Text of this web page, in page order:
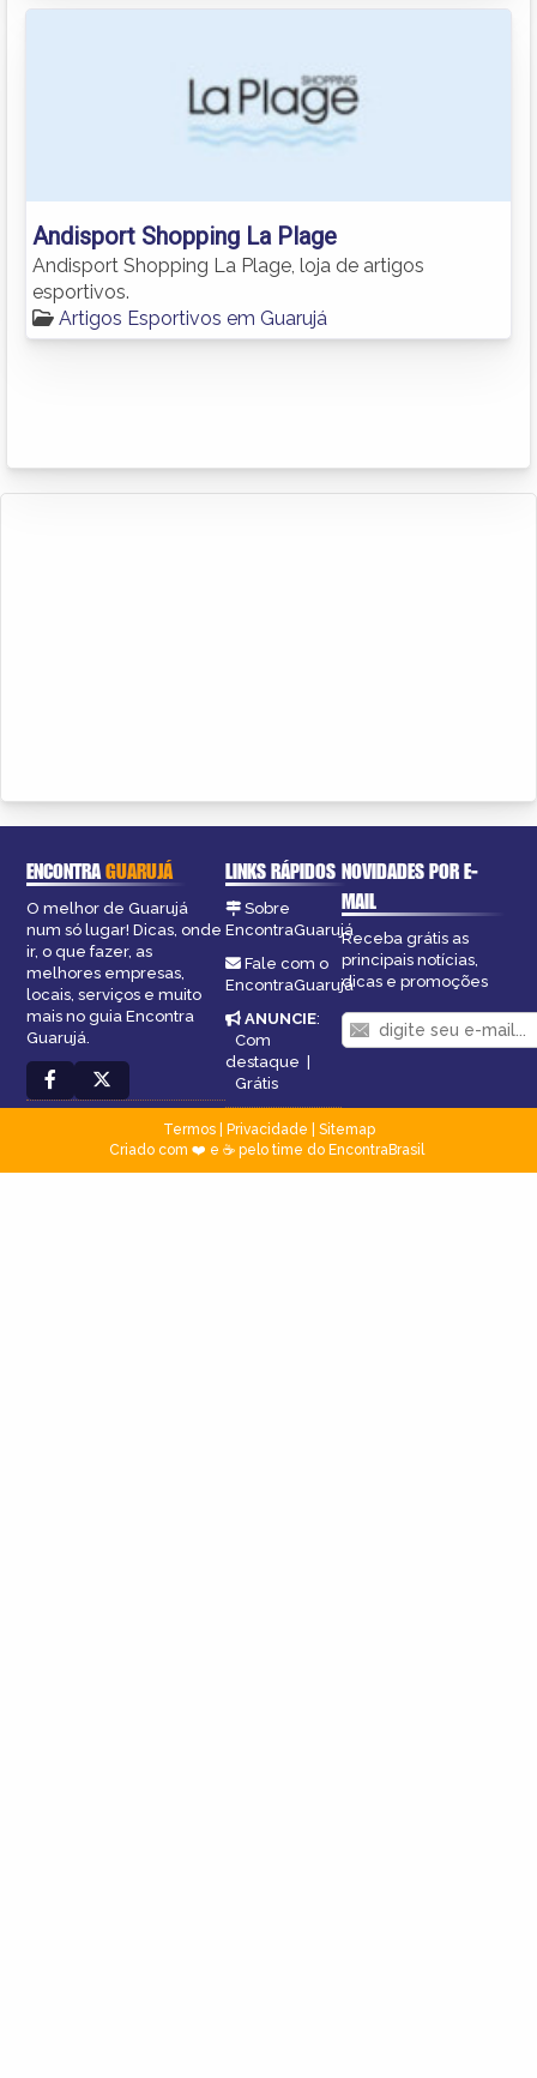
Andisport Shopping La Plage
Andisport Shopping La Plage, loja de artigos
esportivos.
Artigos Esportivos em Guarujá
ENCONTRAGUARUJÁ
O melhor de Guarujá
num só lugar! Dicas, onde
ir, o que fazer, as
melhores empresas,
locais, serviços e muito
mais no guia Encontra
Guarujá.
LINKS RÁPIDOS
Sobre
EncontraGuarujá
Fale com o
EncontraGuarujá
ANUNCIE:
Com
destaque |
Grátis
NOVIDADES POR E-
MAIL
Receba grátis as
principais notícias,
dicas e promoções
Termos| Privacidade
Sitemap
Criado com ❤️ e ☕ pelo time do EncontraBrasil